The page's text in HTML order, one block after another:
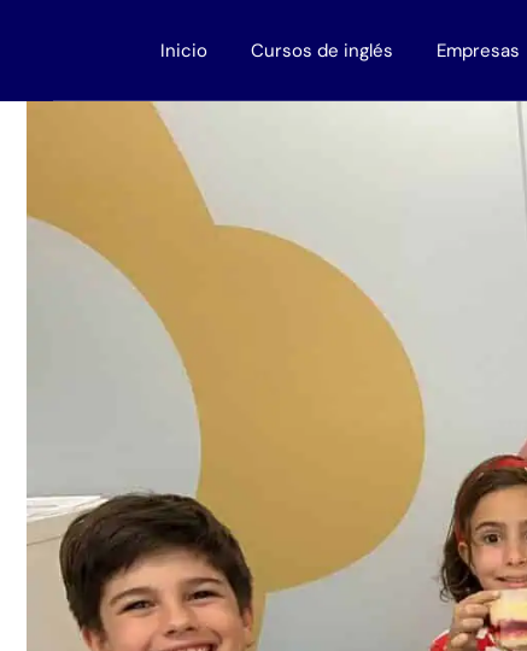
Inicio Cursos de inglés
Adolescentes
Descuentos
Empresas